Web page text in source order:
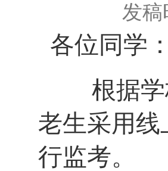
发
各位同学：
根据
老生采用
行监考。